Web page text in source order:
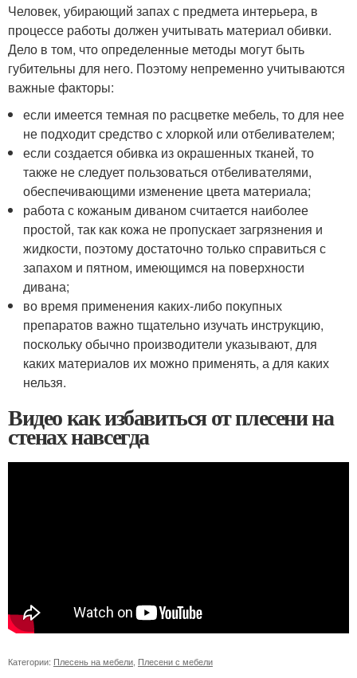
Человек, убирающий запах с предмета интерьера, в
процессе работы должен учитывать материал обивки.
Дело в том, что определенные методы могут быть
губительны для него. Поэтому непременно учитываются
важные факторы:
если имеется темная по расцветке мебель, то для нее
не подходит средство с хлоркой или отбеливателем;
если создается обивка из окрашенных тканей, то
также не следует пользоваться отбеливателями,
обеспечивающими изменение цвета материала;
работа с кожаным диваном считается наиболее
простой, так как кожа не пропускает загрязнения и
жидкости, поэтому достаточно только справиться с
запахом и пятном, имеющимся на поверхности
дивана;
во время применения каких-либо покупных
препаратов важно тщательно изучать инструкцию,
поскольку обычно производители указывают, для
каких материалов их можно применять, а для каких
нельзя.
Видео как избавиться от плесени на
стенах навсегда
Категории: Плесень на мебели Плесени с мебели